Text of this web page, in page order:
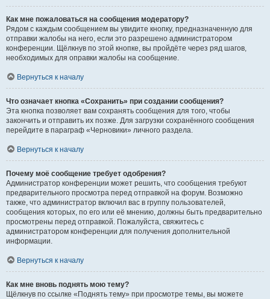
Как мне пожаловаться на сообщения модератору?
Рядом с каждым сообщением вы увидите кнопку, предназначенную для
отправки жалобы на него, если это разрешено администратором
конференции. Щёлкнув по этой кнопке, вы пройдёте через ряд шагов,
необходимых для оправки жалобы на сообщение.
Вернуться к началу
Что означает кнопка «Сохранить» при создании сообщения?
Эта кнопка позволяет вам сохранять сообщения для того, чтобы
закончить и отправить их позже. Для загрузки сохранённого сообщения
перейдите в параграф «Черновики» личного раздела.
Вернуться к началу
Почему моё сообщение требует одобрения?
Администратор конференции может решить, что сообщения требуют
предварительного просмотра перед отправкой на форум. Возможно
также, что администратор включил вас в группу пользователей,
сообщения которых, по его или её мнению, должны быть предварительно
просмотрены перед отправкой. Пожалуйста, свяжитесь с
администратором конференции для получения дополнительной
информации.
Вернуться к началу
Как мне вновь поднять мою тему?
Щёлкнув по ссылке «Поднять тему» при просмотре темы, вы можете